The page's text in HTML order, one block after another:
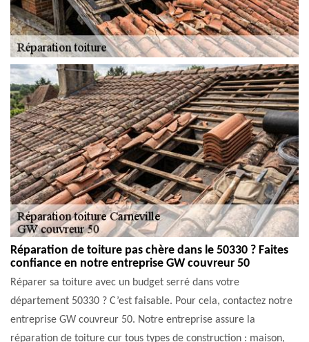
Réparation de toiture pas chère dans le 50330 ? Faites
confiance en notre entreprise GW couvreur 50
Réparer sa toiture avec un budget serré dans votre
département 50330 ? C’est faisable. Pour cela, contactez notre
entreprise GW couvreur 50. Notre entreprise assure la
réparation de toiture cur tous types de construction : maison,